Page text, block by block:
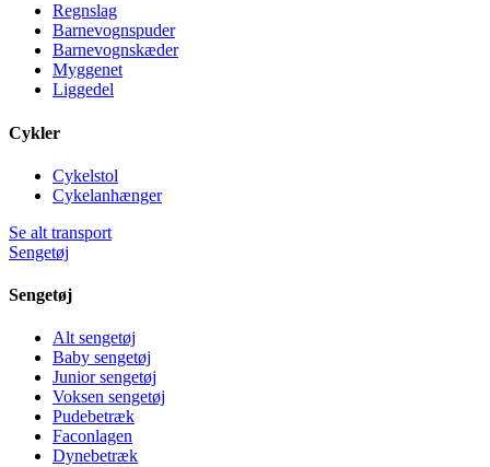
Regnslag
Barnevognspuder
Barnevognskæder
Myggenet
Liggedel
Cykler
Cykelstol
Cykelanhænger
Se alt transport
Sengetøj
Sengetøj
Alt sengetøj
Baby sengetøj
Junior sengetøj
Voksen sengetøj
Pudebetræk
Faconlagen
Dynebetræk